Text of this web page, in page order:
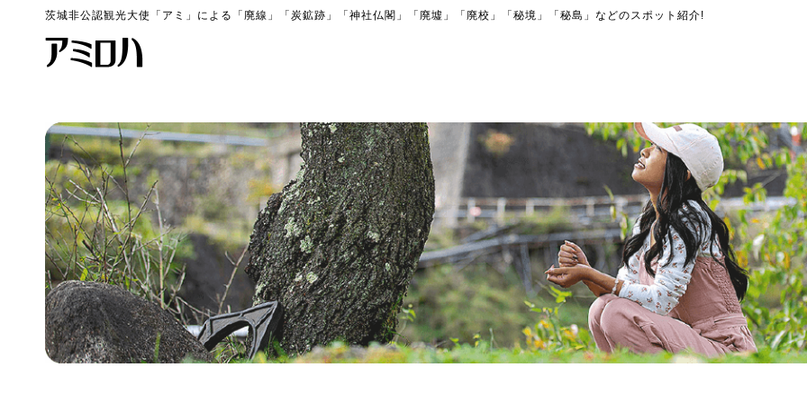
茨城非公認観光大使「アミ」による「廃線」「炭鉱跡」「神社仏閣」「廃墟」「廃校」「秘境」「秘島」などのスポット紹介!